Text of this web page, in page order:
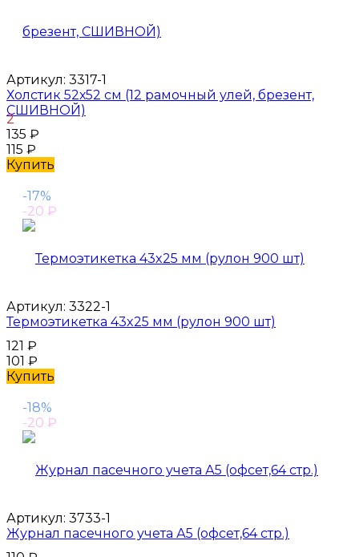
Артикул: 3317-1
Холстик 52х52 см (12 рамочный улей, брезент,
СШИВНОЙ)
2
135 ₽
115 ₽
Купить
-17%
-20 ₽
Артикул: 3322-1
Термоэтикетка 43x25 мм (рулон 900 шт)
121 ₽
101 ₽
Купить
-18%
-20 ₽
Артикул: 3733-1
Журнал пасечного учета А5 (офсет,64 стр.)